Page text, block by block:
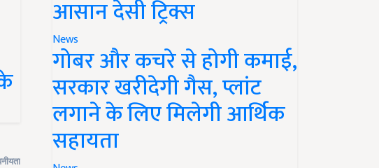
आसान देसी ट्रिक्स
News
गोबर और कचरे से होगी कमाई,
सरकार खरीदेगी गैस, प्लांट
लगाने के लिए मिलेगी आर्थिक
सहायता